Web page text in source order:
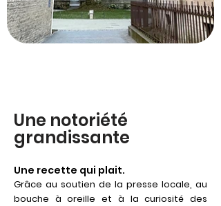
Une notoriété
grandissante
Une recette qui plait.
Grâce au soutien de la presse locale, au
bouche à oreille et à la curiosité des